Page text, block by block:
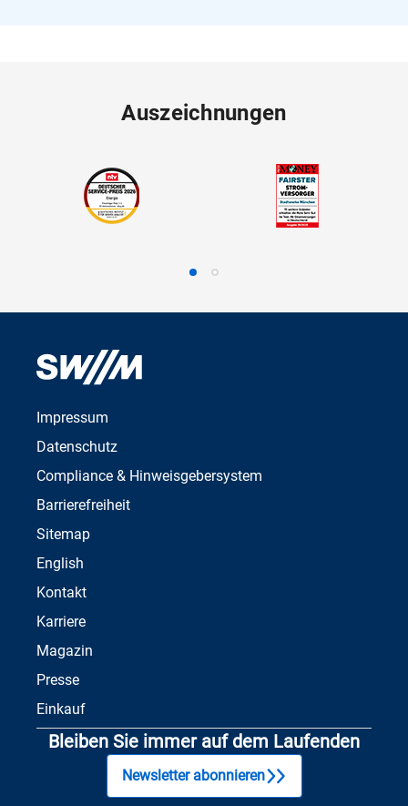
Auszeichnungen
Impressum
Datenschutz
Compliance & Hinweisgebersystem
Barrierefreiheit
Sitemap
English
Kontakt
Karriere
Magazin
Presse
Einkauf